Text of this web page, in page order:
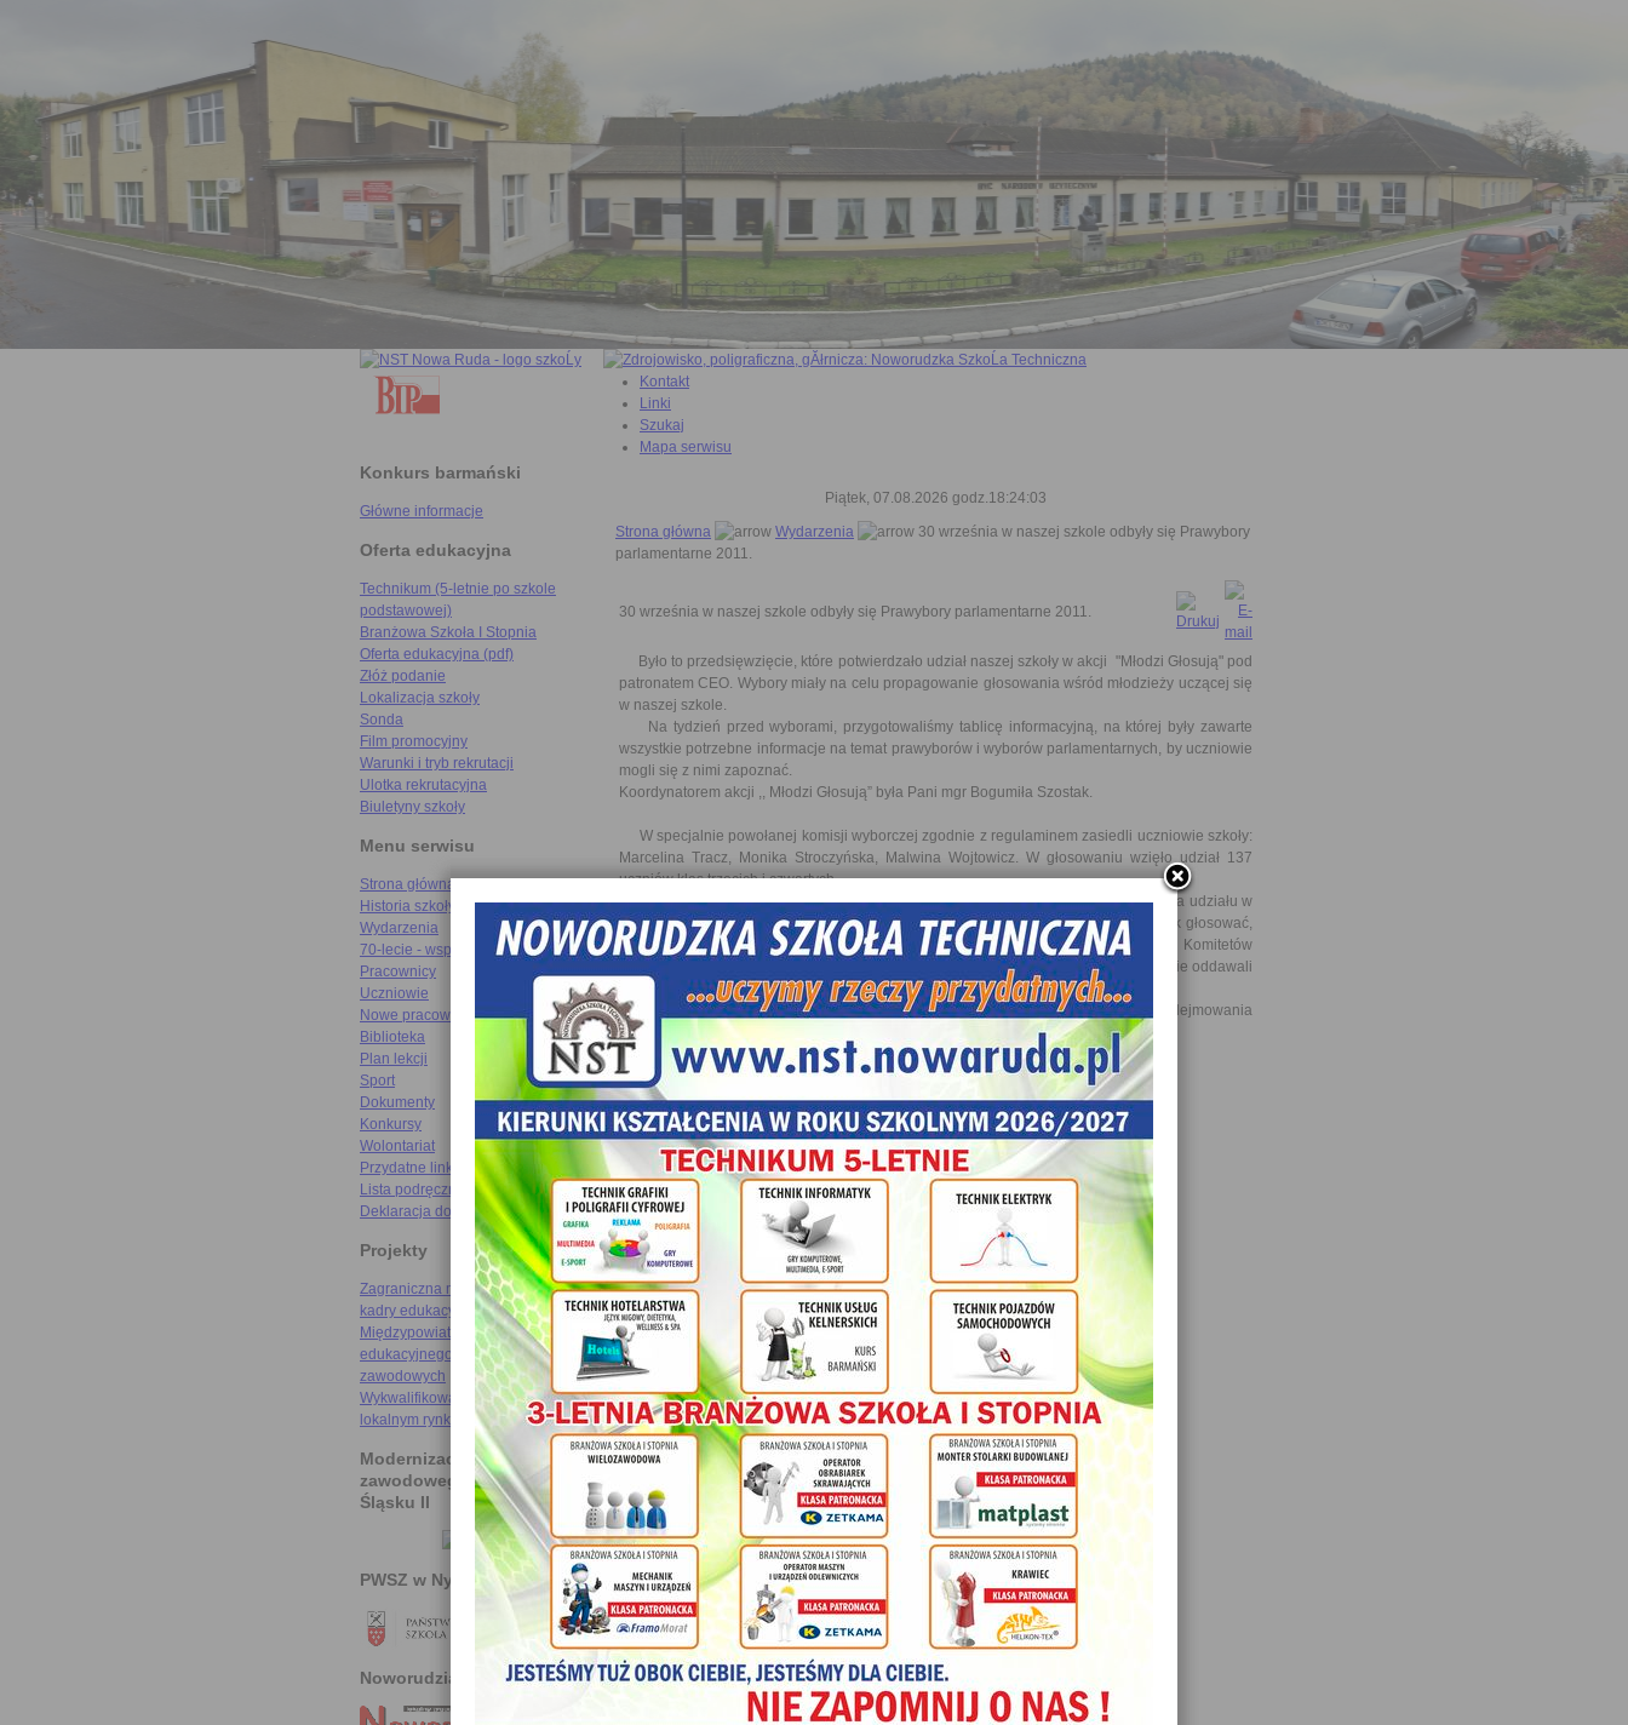
Konkurs barmański
Główne informacje
Oferta edukacyjna
Technikum (5-letnie po szkole
podstawowej)
Branżowa Szkoła I Stopnia
Oferta edukacyjna (pdf)
Złóż podanie
Lokalizacja szkoły
Sonda
Film promocyjny
Warunki i tryb rekrutacji
Ulotka rekrutacyjna
Biuletyny szkoły
Menu serwisu
Strona główna
Historia szkoły
Wydarzenia
70-lecie - wspomnienia
Pracownicy
Uczniowie
Nowe pracownie
Biblioteka
Plan lekcji
Sport
Dokumenty
Konkursy
Wolontariat
Przydatne linki
Lista podręczników
Deklaracja dostępności
Projekty
Zagraniczna mobilność szkolnej
kadry edukacyjnej
Międzypowiatowa droga do
edukacyjnego sukcesu szkół
zawodowych
Wykwalifikowani rzemieślnicy na
lokalnym rynku pracy
Modernizacja kształcenia
zawodowego na Dolnym
Śląsku II
PWSZ w Nysie
Noworudzianin
Kontakt
Linki
Szukaj
Mapa serwisu
Piątek, 07.08.2026 godz.18:24:04
Strona główna
Wydarzenia
30 września w naszej szkole odbyły się Prawybory
parlamentarne 2011.
30 września w naszej szkole odbyły się Prawybory parlamentarne 2011.
Było to przedsięwzięcie, które potwierdzało udział naszej szkoły w akcji "Młodzi Głosują" pod
patronatem CEO. Wybory miały na celu propagowanie głosowania wśród młodzieży uczącej się
w naszej szkole.
Na tydzień przed wyborami, przygotowaliśmy tablicę informacyjną, na której były zawarte
wszystkie potrzebne informacje na temat prawyborów i wyborów parlamentarnych, by uczniowie
mogli się z nimi zapoznać.
Koordynatorem akcji ,, Młodzi Głosują” była Pani mgr Bogumiła Szostak.
W specjalnie powołanej komisji wyborczej zgodnie z regulaminem zasiedli uczniowie szkoły:
Marcelina Tracz, Monika Stroczyńska, Malwina Wojtowicz. W głosowaniu wzięło udział 137
uczniów klas trzecich i czwartych.
Wybory w naszej szkole poprzedzone były akcją plakatową nawołującą do wzięcia udziału w
głosowaniu. Odbyły się także lekcje podczas których uczniowie dowiedzieli się jak głosować,
dlaczego warto iść na wybory oraz zapoznali się z programami wyborczymi Komitetów
Wyborczych z naszego województwa. W przygotowanym lokalu wyborczym uczniowie oddawali
głosy na wybrane komitety wyborcze.
Uczestnicząc w akcji "Młodzi Głosują" chcemy przygotować się do podejmowania
świadomych decyzji w Wyborach Parlamentarnych 9 października 2011.